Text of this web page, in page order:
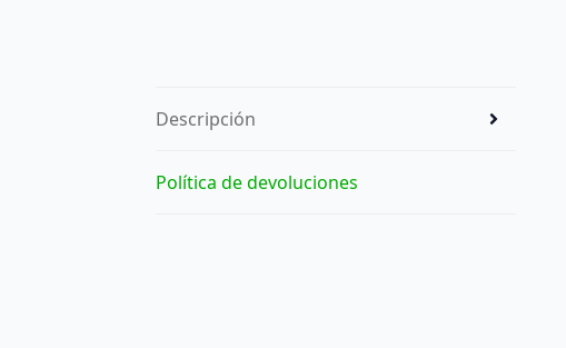
Descripción
Política de devoluciones